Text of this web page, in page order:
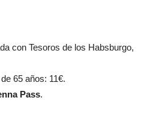
con Tesoros de los Habsburgo,
65 años: 11€.
Pass.